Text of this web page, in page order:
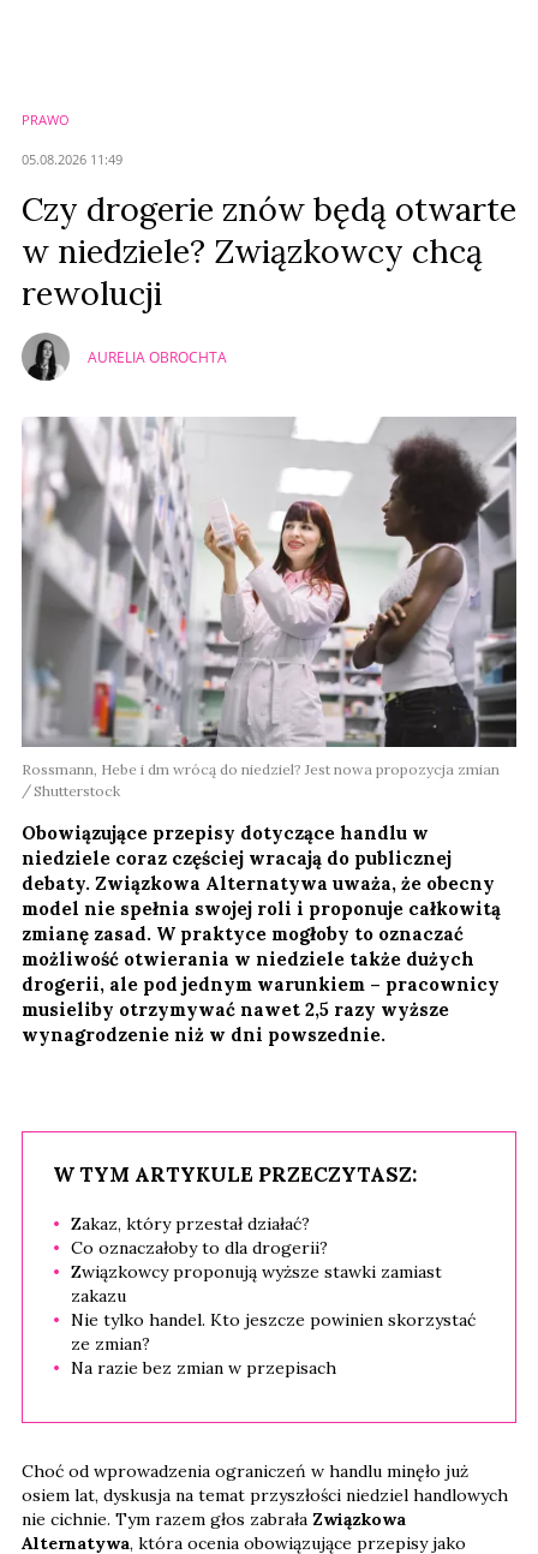
PRAWO
05.08.2026 11:49
Czy drogerie znów będą otwarte
w niedziele? Związkowcy chcą
rewolucji
AURELIA OBROCHTA
Rossmann, Hebe i dm wrócą do niedziel? Jest nowa propozycja zmian
Shutterstock
Obowiązujące przepisy dotyczące handlu w
niedziele coraz częściej wracają do publicznej
debaty. Związkowa Alternatywa uważa, że obecny
model nie spełnia swojej roli i proponuje całkowitą
zmianę zasad. W praktyce mogłoby to oznaczać
możliwość otwierania w niedziele także dużych
drogerii, ale pod jednym warunkiem – pracownicy
musieliby otrzymywać nawet 2,5 razy wyższe
wynagrodzenie niż w dni powszednie.
W TYM ARTYKULE PRZECZYTASZ:
Zakaz, który przestał działać?
Co oznaczałoby to dla drogerii?
Związkowcy proponują wyższe stawki zamiast
zakazu
Nie tylko handel. Kto jeszcze powinien skorzystać
ze zmian?
Na razie bez zmian w przepisach
Choć od wprowadzenia ograniczeń w handlu minęło już
osiem lat, dyskusja na temat przyszłości niedziel handlowych
nie cichnie. Tym razem głos zabrała Związkowa
Alternatywa, która ocenia obowiązujące przepisy jako